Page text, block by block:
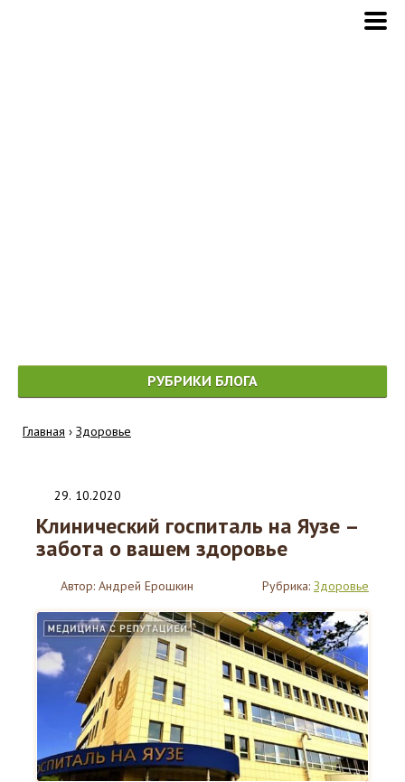
РУБРИКИ БЛОГА
Главная › Здоровье
29. 10.2020
Клинический госпиталь на Яузе –
забота о вашем здоровье
Автор: Андрей Ерошкин Рубрика: Здоровье